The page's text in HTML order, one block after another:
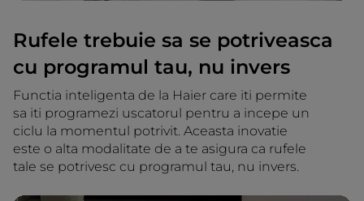
Rufele trebuie sa se potriveasca
cu programul tau, nu invers
Functia inteligenta de la Haier care iti permite
sa iti programezi uscatorul pentru a incepe un
ciclu la momentul potrivit. Aceasta inovatie
este o alta modalitate de a te asigura ca rufele
tale se potrivesc cu programul tau, nu invers.